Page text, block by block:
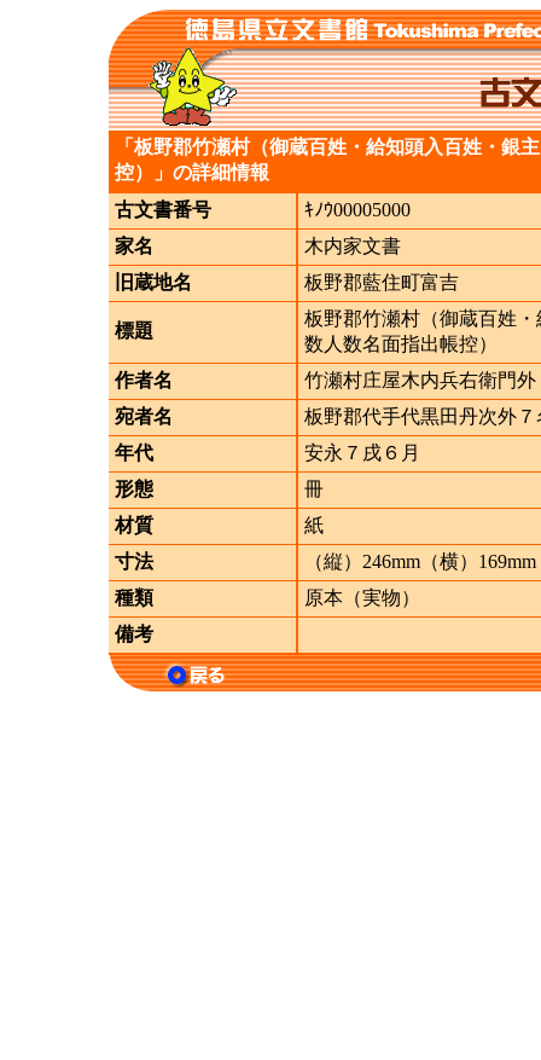
「板野郡竹瀬村（御蔵百姓・給知頭入百姓・銀
控）」の詳細情報
古文書番号
ｷﾉｳ00005000
家名
木内家文書
旧蔵地名
板野郡藍住町富吉
標題
板野郡竹瀬村（御蔵百姓
数人数名面指出帳控）
作者名
竹瀬村庄屋木内兵右衛門外
宛者名
板野郡代手代黒田丹次外７
年代
安永７戌６月
形態
冊
材質
紙
寸法
（縦）246mm（横）169mm
種類
原本（実物）
備考